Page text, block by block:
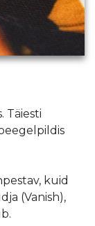
Täiesti
kuid
(Vanish),